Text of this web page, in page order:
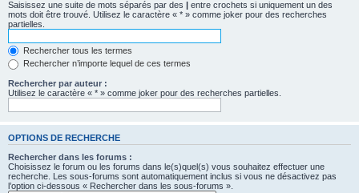
Saisissez une suite de mots séparés par des | entre crochets si uniquement un des
mots doit être trouvé. Utilisez le caractère « * » comme joker pour des recherches
partielles.
Rechercher tous les termes
Rechercher n’importe lequel de ces termes
Rechercher par auteur :
Utilisez le caractère « * » comme joker pour des recherches partielles.
OPTIONS DE RECHERCHE
Rechercher dans les forums :
Choisissez le forum ou les forums dans le(s)quel(s) vous souhaitez effectuer une
recherche. Les sous-forums sont automatiquement inclus si vous ne désactivez pas
l’option ci-dessous « Rechercher dans les sous-forums ».